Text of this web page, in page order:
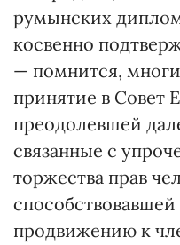
румынских
косвенно
— помнится,
принятие в Совет
преодолевшей
связанные с
торжества прав
продвижению к